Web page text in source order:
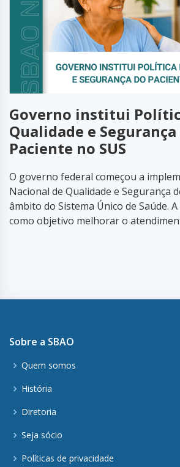
Governo institui
Qualidade e Segurança
Paciente no SUS
O governo federal começou a
Nacional de Qualidade e Segurança
âmbito do Sistema Único de Saúde.
como objetivo melhorar o
Sobre a SBAO
Quem somos
História
Diretoria
Seja sócio
Políticas de privacidade